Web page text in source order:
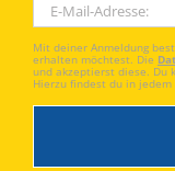
Mit deiner Anmeldung
erhalten möchtest. Die
und akzeptierst diese. Du
Hierzu findest du in